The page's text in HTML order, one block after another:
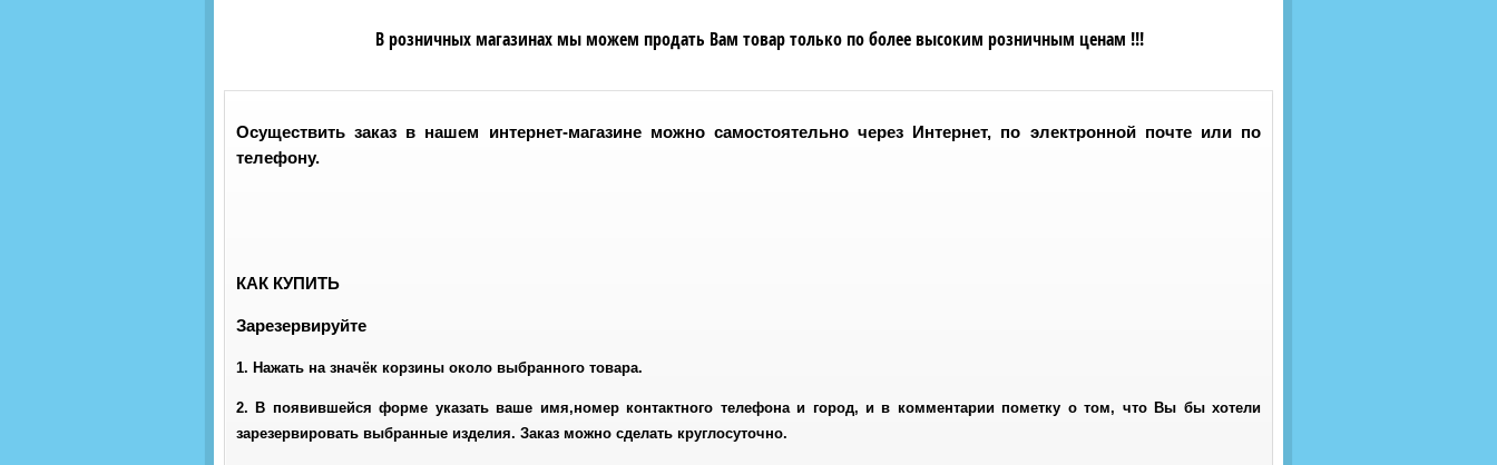
В розничных магазинах мы можем продать Вам товар только по более высоким розничным ценам !!!
Осуществить заказ в нашем интернет-магазине можно самостоятельно через Интернет, по электронной почте или по
телефону.
КАК КУПИТЬ
Зарезервируйте
1. Нажать на значёк корзины около выбранного товара.
2. В появившейся форме указать ваше имя,номер контактного телефона и город, и в комментарии пометку о том, что Вы бы хотели
зарезервировать выбранные изделия. Заказ можно сделать круглосуточно.